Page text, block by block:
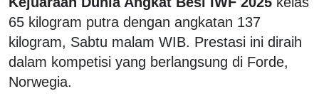
65 kilogram putra dengan angkatan 137
kilogram, Sabtu malam WIB. Prestasi ini diraih
dalam kompetisi yang berlangsung di Forde,
Norwegia.